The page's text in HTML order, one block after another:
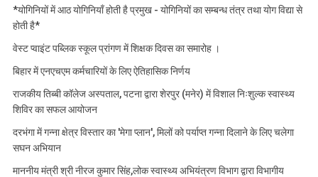
*योगिनियों में आठ योगिनियाँ होती है प्रमुख - योगिनियों का सम्बन्ध तंत्र तथा योग विद्या से
होती है*
वेस्ट प्वाइंट पब्लिक स्कूल प्रांगण में शिक्षक दिवस का समारोह ।
बिहार में एनएचएम कर्मचारियों के लिए ऐतिहासिक निर्णय
राजकीय तिब्बी कॉलेज अस्पताल, पटना द्वारा शेरपुर (मनेर) में विशाल निःशुल्क स्वास्थ्य
शिविर का सफल आयोजन
दरभंगा में गन्ना क्षेत्र विस्तार का 'मेगा प्लान', मिलों को पर्याप्त गन्ना दिलाने के लिए चलेगा
सघन अभियान
माननीय मंत्री श्री नीरज कुमार सिंह,लोक स्वास्थ्य अभियंत्रण विभाग द्वारा विभागीय